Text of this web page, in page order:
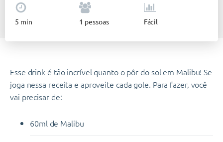
5 min 1 pessoas Fácil
Bigmais• Malibu Sunset
Esse drink é tão incrível quanto o pôr do sol em Malibu! Se
joga nessa receita e aproveite cada gole. Para fazer, você
vai precisar de:
60ml de Malibu